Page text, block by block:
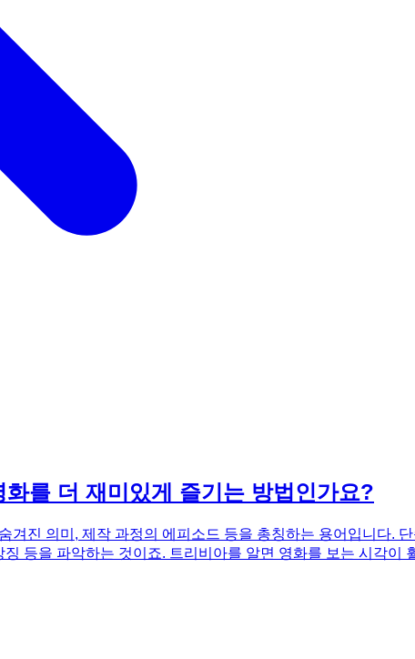
를 더 재미있게 즐기는 방법인가요?
진 의미, 제작 과정의 에피소드 등을 총칭하는 용어입니다.
등을 파악하는 것이죠. 트리비아를 알면 영화를 보는 시각이
. 영화를 사랑하는 사람들에게 트리비아는 단순한 지식을 넘